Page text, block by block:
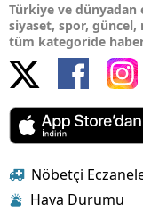
Türkiye ve dünyadan
siyaset, spor,
tüm kategoride
Nöbetçi
Hava Durumu